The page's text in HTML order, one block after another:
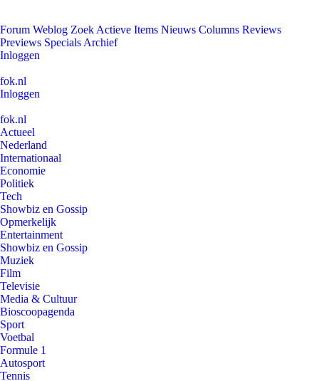
Forum Weblog Zoek Actieve Items Nieuws Columns Reviews
Previews Specials Archief
Inloggen
fok.nl
Inloggen
fok.nl
Actueel
Nederland
Internationaal
Economie
Politiek
Tech
Showbiz en Gossip
Opmerkelijk
Entertainment
Showbiz en Gossip
Muziek
Film
Televisie
Media & Cultuur
Bioscoopagenda
Sport
Voetbal
Formule 1
Autosport
Tennis